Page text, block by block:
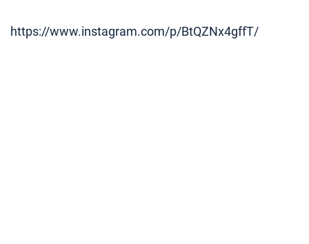
https://www.instagram.com/p/BtQZNx4gffT/